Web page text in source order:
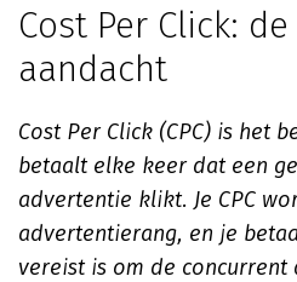
Cost Per Click:
aandacht
Cost Per Click (CPC) is het
betaalt elke keer dat een
advertentie klikt. Je CPC
advertentierang, en je
vereist is om de